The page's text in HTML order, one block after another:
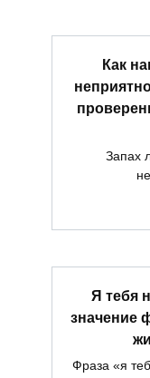
Как
Запах
Я тебя
значение
Фраза «я